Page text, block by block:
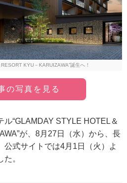
KYU－KARUIZAWA”誕生へ！
の写真を見る
“GLAMDAY STYLE HOTEL＆
が、8月27日（水）から、長
公式サイトでは4月1日（火）よ
。